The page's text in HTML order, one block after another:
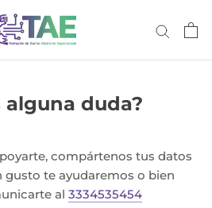
alguna duda?
compártenos tus datos
te ayudaremos o bien
al 3334535454